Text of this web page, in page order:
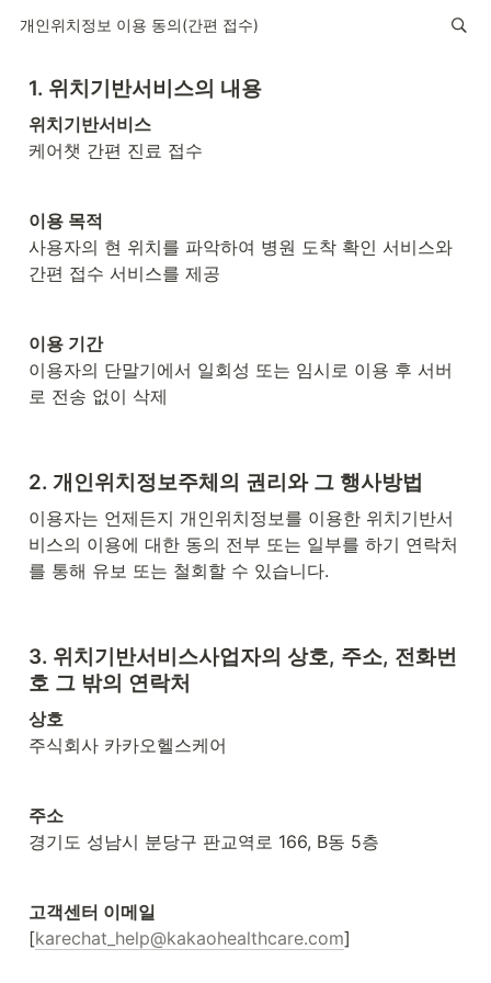
개인위치정보 이용 동의(간편 접수)
1. 위치기반서비스의 내용
케어챗 간편 진료 접수
사용자의 현 위치를 파악하여 병원 도착 확인 서비스와
간편 접수 서비스를 제공
이용자의 단말기에서 일회성 또는 임시로 이용 후 서버
로 전송 없이 삭제
2. 개인위치정보주체의 권리와 그 행사방법
이용자는 언제든지 개인위치정보를 이용한 위치기반서
비스의 이용에 대한 동의 전부 또는 일부를 하기 연락처
를 통해 유보 또는 철회할 수 있습니다.
3. 위치기반서비스사업자의 상호, 주소, 전화번
호 그 밖의 연락처
주식회사 카카오헬스케어
경기도 성남시 분당구 판교역로 166, B동 5층
[karechat_help@kakaohealthcare.com]